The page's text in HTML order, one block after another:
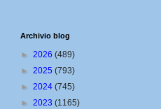
Archivio blog
► 2026 (489)
► 2025 (793)
► 2024 (745)
► 2023 (1165)